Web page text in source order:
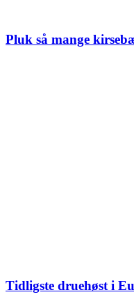
Pluk så mange
Tidligste druehøst i